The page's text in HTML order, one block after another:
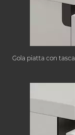
Gola piatta con tasca